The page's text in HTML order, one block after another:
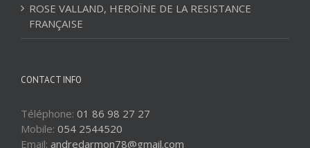
ROSE VALLAND, HEROÏNE DE LA RESISTANCE
FRANÇAISE
CONTACT INFO
Téléphone: 01 86 98 27 27
Mobile: 054 2544520
Email: andredarmon78@gmail.com